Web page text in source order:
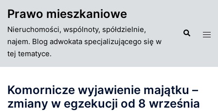
do
treści
Prawo mieszkaniowe
Nieruchomości, wspólnoty, spółdzielnie,
najem. Blog adwokata specjalizującego się w
tej tematyce.
Szukaj
Komornicze wyjawienie majątku –
zmiany w egzekucji od 8 września